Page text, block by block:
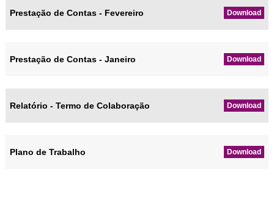
Download
Prestação de Contas - Fevereiro
Download
Prestação de Contas - Janeiro
Download
Relatório - Termo de Colaboração
Download
Plano de Trabalho